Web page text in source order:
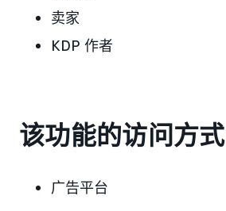
卖家
KDP 作者
该功能的访问方式
广告平台